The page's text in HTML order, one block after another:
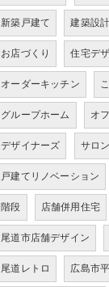
新築戸建て 建築設
お店づくり 住宅デ
オーダーキッチン
グループホーム オ
デザイナーズ サロ
戸建てリノベーション
階段 店舗併用住宅
尾道市店舗デザイン
尾道レトロ 広島市